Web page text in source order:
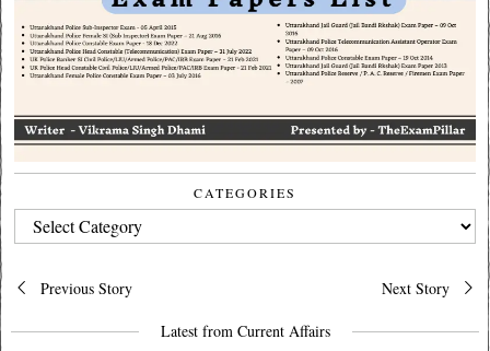
CATEGORIES
CATEGORIES
Post
navigation
Previous Story Next Story
Latest from Current Affairs